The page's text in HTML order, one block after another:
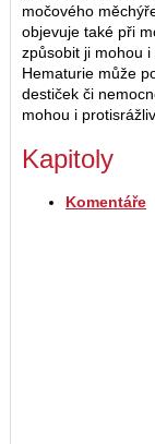
močového
objevuje také při
způsobit ji mohou
Hematurie může
destiček či
mohou i
Kapitoly
Komentáře